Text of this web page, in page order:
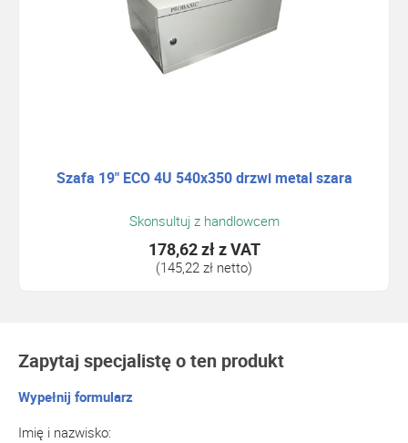
Szafa 19" ECO 4U 540x350 drzwi metal szara
Skonsultuj z handlowcem
178,62 złz VAT
(145,22 zł netto)
Zapytaj specjalistę o ten produkt
Wypełnij formularz
Imię i nazwisko: